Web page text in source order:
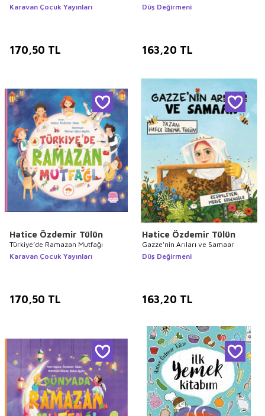
Karavan Çocuk Yayınları
170,50 TL
Düş Değirmeni
163,20 TL
Hatice Özdemir Tülün
Türkiye’de Ramazan Mutfağı
Karavan Çocuk Yayınları
170,50 TL
Hatice Özdemir Tülün
Gazze’nin Arıları ve Samaar
Düş Değirmeni
163,20 TL